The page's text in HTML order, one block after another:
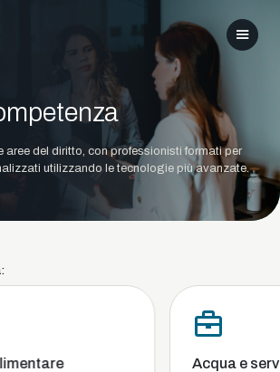
aree del diritto, con professionisti formati per
utilizzando le tecnologie più avanzate.
Acqua e